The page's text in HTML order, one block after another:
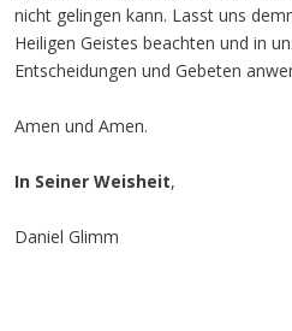
nicht gelingen kann. Lasst uns
Heiligen Geistes beachten und in
Entscheidungen und Gebeten
Amen und Amen.
In Seiner Weisheit,
Daniel Glimm